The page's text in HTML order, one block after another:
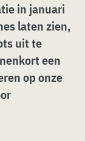
in januari
laten zien,
uit te
een
op onze